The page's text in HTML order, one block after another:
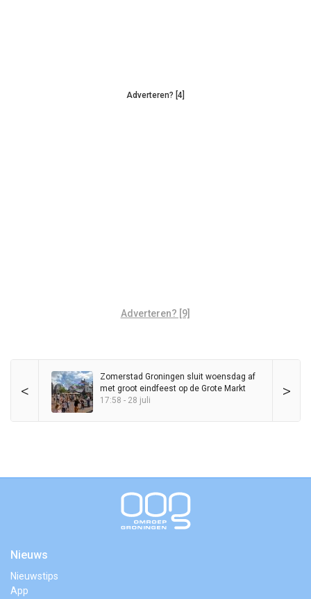
Adverteren? [4]
Adverteren? [9]
< >
Zomerstad Groningen sluit woensdag af
met groot eindfeest op de Grote Markt
17:58 - 28 juli
Nieuws
Nieuwstips
App